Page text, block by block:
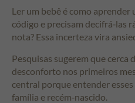
Ler um bebê é como aprender
código e precisam decifrá‑las
nota? Essa incerteza vira
Pesquisas sugerem que cerca
desconforto nos primeiros
central porque entender
família e recém‑nascido.